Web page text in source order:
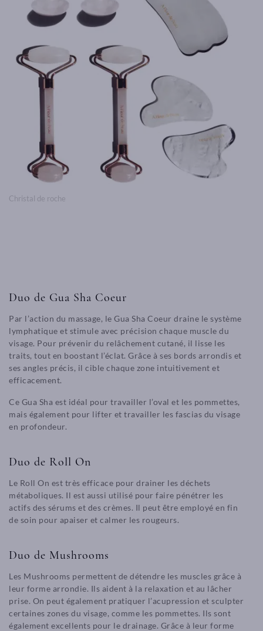
Christal de roche
Duo de Gua Sha Coeur
Par l’action du massage, le Gua Sha Coeur draine le système
lymphatique et stimule avec précision chaque muscle du
visage. Pour prévenir du relâchement cutané, il lisse les
traits, tout en boostant l’éclat. Grâce à ses bords arrondis et
ses angles précis, il cible chaque zone intuitivement et
efficacement.
Ce Gua Sha est idéal pour travailler l’oval et les pommettes,
mais également pour lifter et travailler les fascias du visage
en profondeur.
Duo de Roll On
Le Roll On est très efficace pour drainer les déchets
métaboliques. Il est aussi utilisé pour faire pénétrer les
actifs des sérums et des crèmes. Il peut être employé en fin
de soin pour apaiser et calmer les rougeurs.
Duo de Mushrooms
Les Mushrooms permettent de détendre les muscles grâce à
leur forme arrondie. Ils aident à la relaxation et au lâcher
prise. On peut également pratiquer l’acupression et sculpter
certaines zones du visage, comme les pommettes. Ils sont
également excellents pour le drainage. Grâce à leur forme